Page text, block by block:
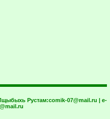
Рустам:comik-07@mail.ru | e-